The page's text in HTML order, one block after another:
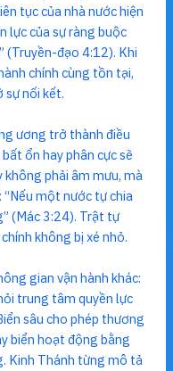
tục của nhà nước hiện
lực của sự ràng buộc
(Truyền-đạo 4:12). Khi
chính cùng tồn tại,
sự nối kết.
ương trở thành điều
ổn hay phân cực sẽ
không phải âm mưu, mà
một nước tự chia
(Mác 3:24). Trật tự
không bị xé nhỏ.
gian vận hành khác:
trung tâm quyền lực
sâu cho phép thương
biển hoạt động bằng
Kinh Thánh từng mô tả